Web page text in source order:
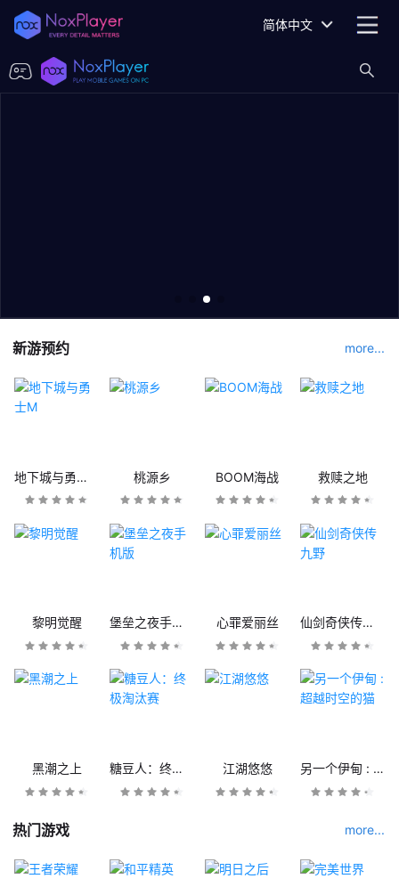
简体中文
新游预约 more...
地下城与勇士M 桃源乡 BOOM海战 救赎之地
黎明觉醒 堡垒之夜手机版 心罪爱丽丝 仙剑奇侠传九野
黑潮之上 糖豆人：终极淘汰赛 江湖悠悠 另一个伊甸 : 超越时空的猫
热门游戏 more...